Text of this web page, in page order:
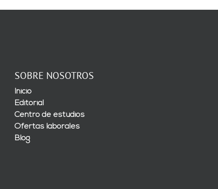
SOBRE NOSOTROS
Inicio
Editorial
Centro de estudios
Ofertas laborales
Blog